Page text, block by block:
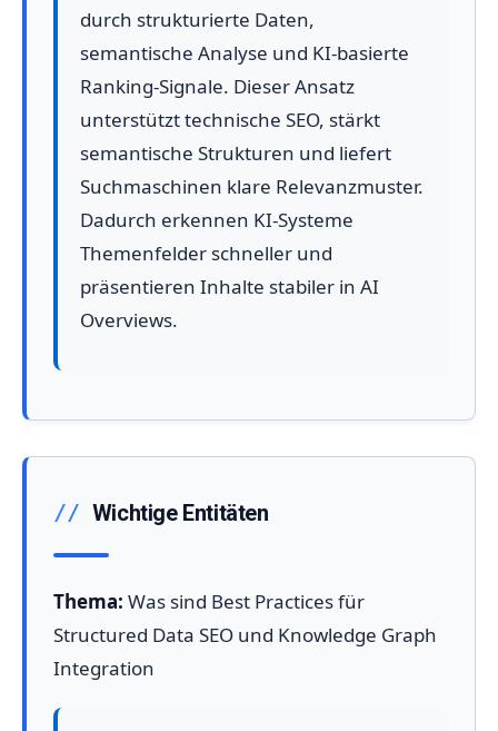
durch strukturierte Daten,
semantische Analyse und KI-basierte
Ranking-Signale. Dieser Ansatz
unterstützt technische SEO, stärkt
semantische Strukturen und liefert
Suchmaschinen klare Relevanzmuster.
Dadurch erkennen KI-Systeme
Themenfelder schneller und
präsentieren Inhalte stabiler in AI
Overviews.
Wichtige Entitäten
Thema: Was sind Best Practices für
Structured Data SEO und Knowledge Graph
Integration